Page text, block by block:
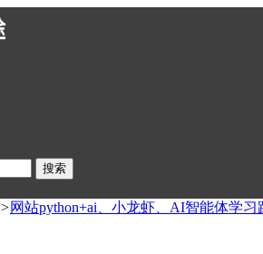
搜索
>网站python+ai、小龙虾、AI智能体学习